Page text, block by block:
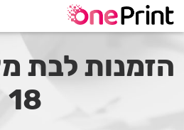
הזמנות לבת
18